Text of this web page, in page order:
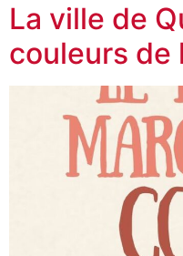
La ville de
couleurs de